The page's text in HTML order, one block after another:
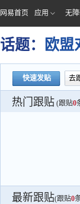
网易首页 应用 无
话题： 欧盟
快速发贴 去
热门跟贴 (跟贴0
最新跟贴(跟贴0